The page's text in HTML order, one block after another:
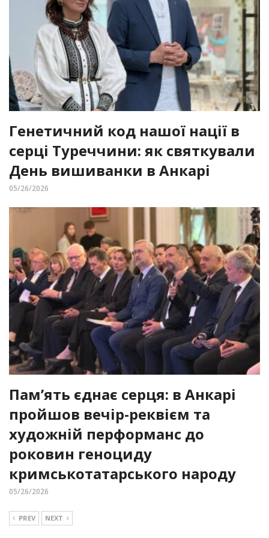
Генетичний код нашої нації в
серці Туреччини: як святкували
День вишиванки в Анкарі
05/26/2026
Пам’ять єднає серця: в Анкарі
пройшов вечір-реквієм та
художній перформанс до
роковин геноциду
кримськотатарського народу
05/26/2026
PREV NEXT